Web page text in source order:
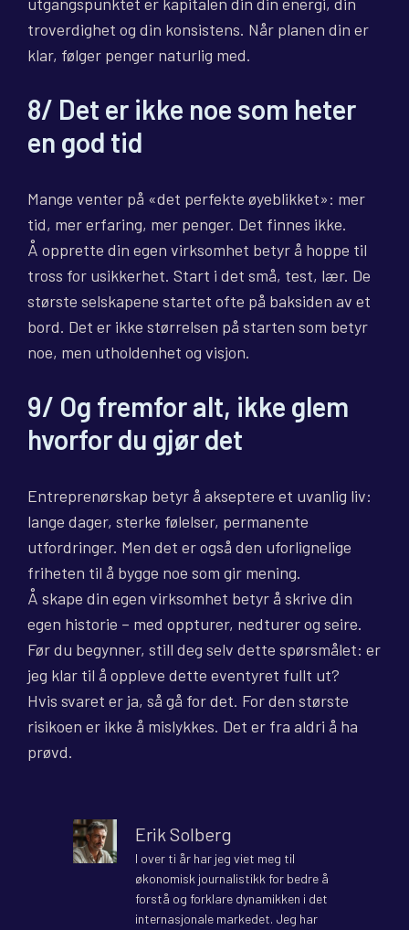
utgangspunktet er kapitalen din din energi, din
troverdighet og din konsistens. Når planen din er
klar, følger penger naturlig med.
8/ Det er ikke noe som heter
en god tid
Mange venter på «det perfekte øyeblikket»: mer
tid, mer erfaring, mer penger. Det finnes ikke.
Å opprette din egen virksomhet betyr å hoppe til
tross for usikkerhet. Start i det små, test, lær. De
største selskapene startet ofte på baksiden av et
bord. Det er ikke størrelsen på starten som betyr
noe, men utholdenhet og visjon.
9/ Og fremfor alt, ikke glem
hvorfor du gjør det
Entreprenørskap betyr å akseptere et uvanlig liv:
lange dager, sterke følelser, permanente
utfordringer. Men det er også den uforlignelige
friheten til å bygge noe som gir mening.
Å skape din egen virksomhet betyr å skrive din
egen historie – med oppturer, nedturer og seire.
Før du begynner, still deg selv dette spørsmålet: er
jeg klar til å oppleve dette eventyret fullt ut?
Hvis svaret er ja, så gå for det. For den største
risikoen er ikke å mislykkes. Det er fra aldri å ha
prøvd.
Erik Solberg
I over ti år har jeg viet meg til
økonomisk journalistikk for bedre å
forstå og forklare dynamikken i det
internasjonale markedet. Jeg har